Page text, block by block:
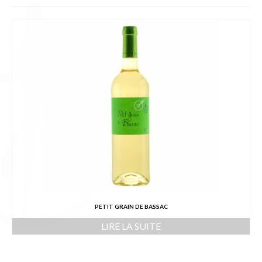
PETIT GRAIN DE BASSAC
LIRE LA SUITE